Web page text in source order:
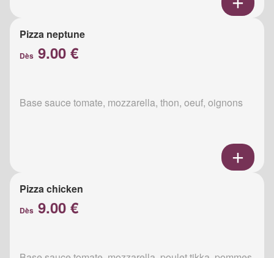
Pizza neptune
Dès 9.00 €
Base sauce tomate, mozzarella, thon, oeuf, oignons
Pizza chicken
Dès 9.00 €